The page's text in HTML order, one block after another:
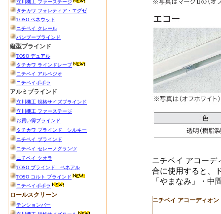
ニチベイ アコーデ
合に使用すると、
「やまなみ」・中
ニチベイ アコーディオ